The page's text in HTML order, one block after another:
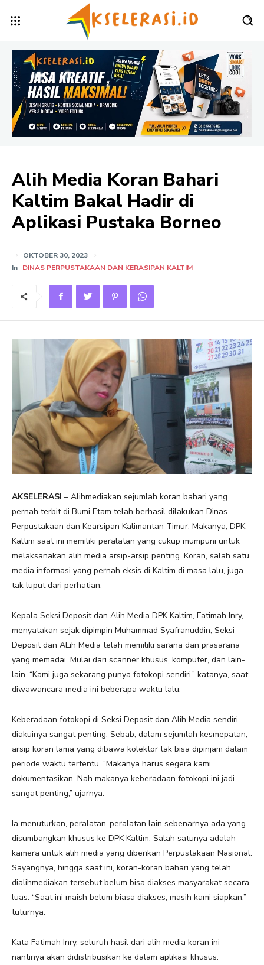
Alih Media Koran Bahari
Kaltim Bakal Hadir di
Aplikasi Pustaka Borneo
OKTOBER 30, 2023
In DINAS PERPUSTAKAAN DAN KERASIPAN KALTIM
AKSELERASI – Alihmediakan sejumlah koran bahari yang
pernah terbit di Bumi Etam telah berhasil dilakukan Dinas
Perpustakaan dan Kearsipan Kalimantan Timur. Makanya, DPK
Kaltim saat ini memiliki peralatan yang cukup mumpuni untuk
melaksanakan alih media arsip-arsip penting. Koran, salah satu
media informasi yang pernah eksis di Kaltim di masa lalu, juga
tak luput dari perhatian.
Kepala Seksi Deposit dan Alih Media DPK Kaltim, Fatimah Inry,
menyatakan sejak dipimpin Muhammad Syafranuddin, Seksi
Deposit dan ALih Media telah memiliki sarana dan prasarana
yang memadai. Mulai dari scanner khusus, komputer, dan lain-
lain. “Kami juga sekarang punya fotokopi sendiri,” katanya, saat
diwawancara media ini beberapa waktu lalu.
Keberadaan fotokopi di Seksi Deposit dan Alih Media sendiri,
diakuinya sangat penting. Sebab, dalam sejumlah kesmepatan,
arsip koran lama yang dibawa kolektor tak bisa dipinjam dalam
periode waktu tertentu. “Makanya harus segera kami
dokumentasikan. Nah makanya keberadaan fotokopi ini jadi
sangat penting,” ujarnya.
Ia menuturkan, peralatan-peralatan lain sebenarnya ada yang
disumbangkan khusus ke DPK Kaltim. Salah satunya adalah
kamera untuk alih media yang diberikan Perpustakaan Nasional.
Sayangnya, hingga saat ini, koran-koran bahari yang telah
dialihmediakan tersebut belum bisa diakses masyarakat secara
luas. “Saat ini maish belum biasa diakses, masih kami siapkan,”
tuturnya.
Kata Fatimah Inry, seluruh hasil dari alih media koran ini
nantinya akan didistribusikan ke dalam aplikasi khusus.